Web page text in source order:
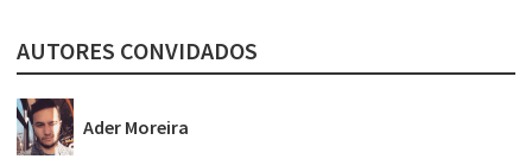
AUTORES CONVIDADOS
Ader Moreira